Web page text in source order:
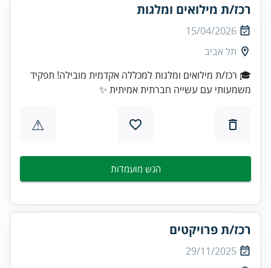
רכז/ת מילואים ומלגות
15/04/2026
תל אביב
🎓 רכז/ת מילואים ומלגות למכללה אקדמית מובילה! תפקיד
משמעותי עם עשייה חברתית אמיתית ✨
⚠
הגש מועמדות
רכז/ת פרויקטים
29/11/2025